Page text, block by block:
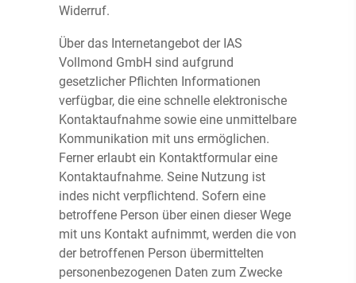
Widerruf.
Über das Internetangebot der IAS
Vollmond GmbH sind aufgrund
gesetzlicher Pflichten Informationen
verfügbar, die eine schnelle elektronische
Kontaktaufnahme sowie eine unmittelbare
Kommunikation mit uns ermöglichen.
Ferner erlaubt ein Kontaktformular eine
Kontaktaufnahme. Seine Nutzung ist
indes nicht verpflichtend. Sofern eine
betroffene Person über einen dieser Wege
mit uns Kontakt aufnimmt, werden die von
der betroffenen Person übermittelten
personenbezogenen Daten zum Zwecke